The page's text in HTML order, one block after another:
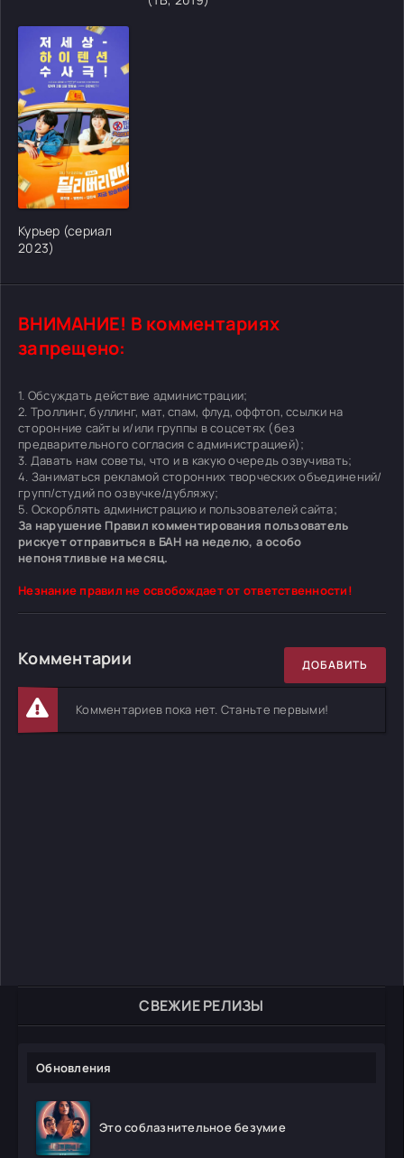
СВЕЖИЕ РЕЛИЗЫ
Обновления
Это соблазнительное безумие
[/xfgiven_cvh_poster_urlcvh_poster_url]
Курьер (сериал
2023)
ВНИМАНИЕ! В комментариях
запрещено:
1. Обсуждать действие администрации;
2. Троллинг, буллинг, мат, спам, флуд, оффтоп, ссылки на
сторонние сайты и/или группы в соцсетях (без
предварительного согласия с администрацией);
3. Давать нам советы, что и в какую очередь озвучивать;
4. Заниматься рекламой сторонних творческих объединений/
групп/студий по озвучке/дубляжу;
5. Оскорблять администрацию и пользователей сайта;
За нарушение Правил комментирования пользователь
рискует отправиться в БАН на неделю, а особо
непонятливые на месяц.
Незнание правил не освобождает от ответственности!
Комментарии ДОБАВИТЬ
Комментариев пока нет. Станьте первыми!